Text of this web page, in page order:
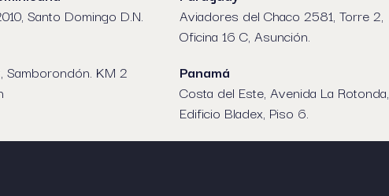
Santo Domingo D.N.
Samborondón. KM 2
Aviadores del Chaco 2581, Torre 2,
Oficina 16 C, Asunción.
Panamá
Costa del Este, Avenida La Rotonda,
Edificio Bladex, Piso 6.